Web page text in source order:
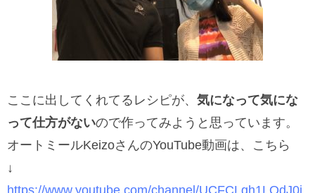
ここに出してくれてるレシピが、 気になって気にな
って仕方がないので作ってみようと思っています。
オートミールKeizoさんのYouTube動画は、こちら
↓
https://www.youtube.com/channel/UCFCLgh1LQdJ0i